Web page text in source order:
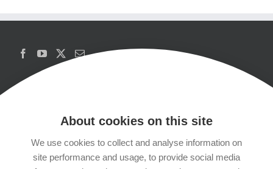
Copyrights
About cookies on this site
We use cookies to collect and analyse information on
site performance and usage, to provide social media